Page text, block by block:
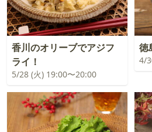
香川のオリーブでアジフ
ライ！
5/28 (火) 19:00〜20:00
徳
4/